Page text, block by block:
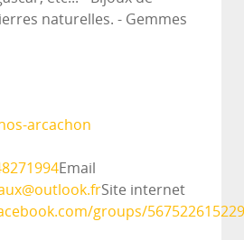
naturelles. - Gemmes
arcachon
Email
Site internet
groups/